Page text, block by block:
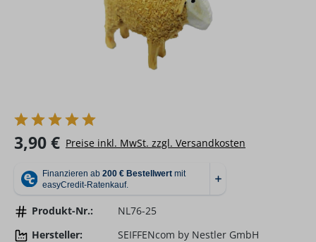
Regulärer Preis:
3,90 € Preise inkl. MwSt. zzgl. Versandkosten
Produkt-Nr.:
NL76-25
Hersteller:
SEIFFENcom by Nestler GmbH